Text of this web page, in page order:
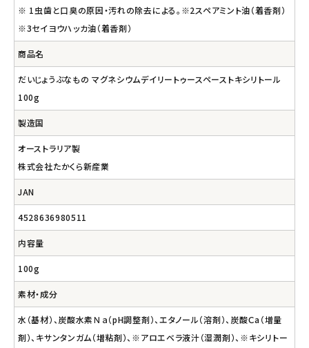
※ 1虫歯と口臭の原因・汚れの除去による。※2スペアミント油（着香剤）
※3セイヨウハッカ油（着香剤）
商品名
だいじょうぶなもの マグネシウムデイリートゥースペーストキシリトール
100g
製造国
オーストラリア製
株式会社たかくら新産業
JAN
4528636980511
内容量
100g
素材・成分
水（基材）、炭酸水素Ｎａ（pH調整剤）、エタノール（溶剤）、炭酸Ｃa（増量
剤）、キサンタンガム（増粘剤）、※アロエベラ液汁（湿潤剤）、※キシリトー